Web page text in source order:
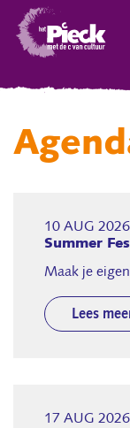
10 AUG 2026
Summer
Maak je
Lees
17 AUG 2026